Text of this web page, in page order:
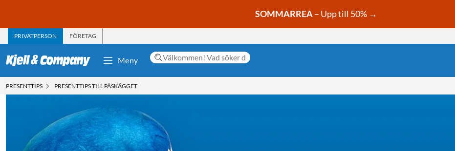
SOMMARREA– Upp till 50% →
PRIVATPERSON FÖRETAG
Meny
PRESENTTIPS PRESENTTIPS TILL PÅSKÄGGET